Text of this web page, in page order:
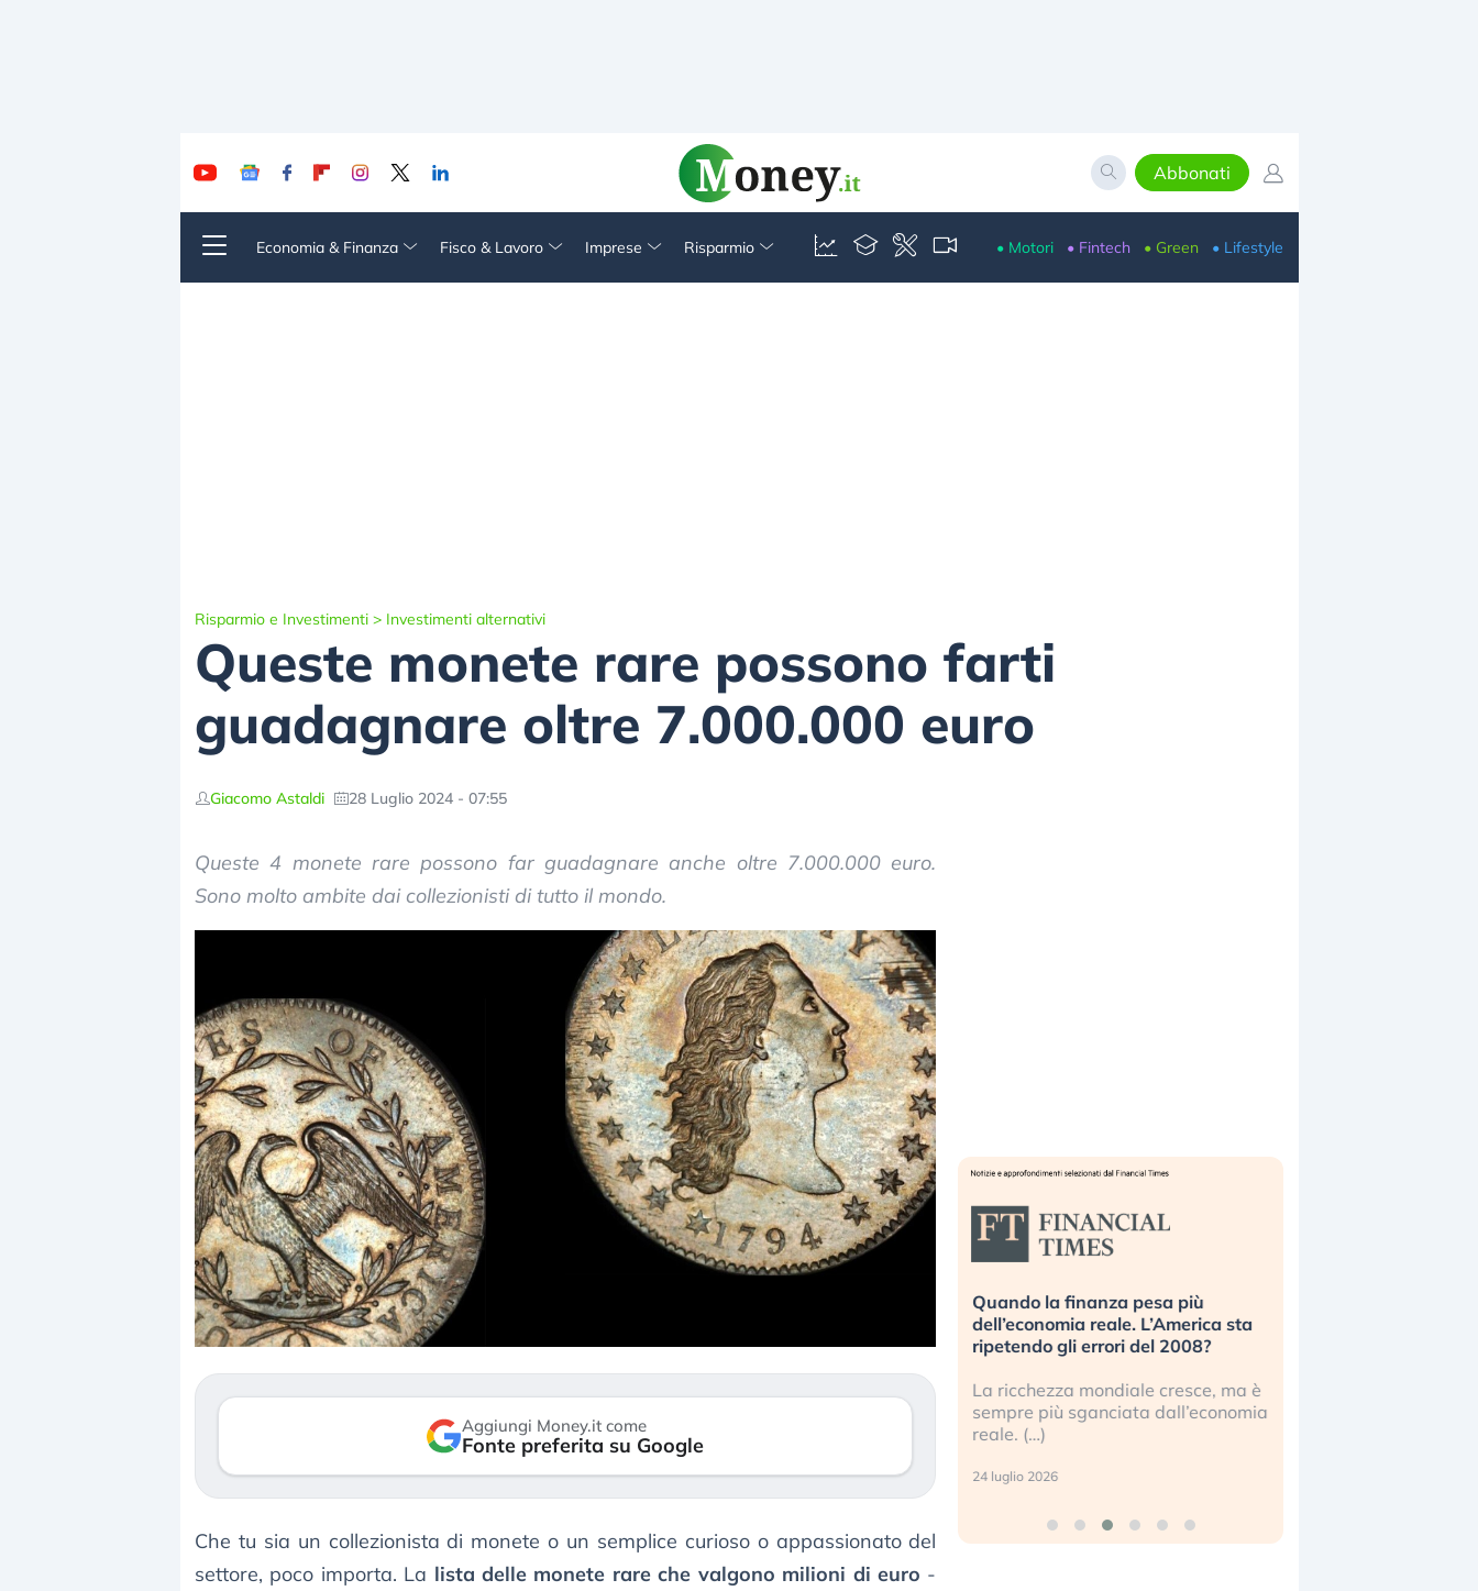
Abbonati
Economia & Finanza Fisco & Lavoro Imprese Risparmio • Motori • Fintech • Green • Lifestyle
Risparmio e Investimenti > Investimenti alternativi
Queste monete rare possono farti
guadagnare oltre 7.000.000 euro
Giacomo Astaldi 28 Luglio 2024 - 07:55
Queste 4 monete rare possono far guadagnare anche oltre 7.000.000 euro.
Sono molto ambite dai collezionisti di tutto il mondo.
Aggiungi Money.it come
Fonte preferita su Google
Che tu sia un collezionista di monete o un semplice curioso o appassionato del
settore, poco importa. La lista delle monete rare che valgono milioni di euro -
Dalle valutazioni estreme alla
correzione. Cosa sta guidando il
repricing degli asset?
3 agosto 2026
della bolla AI
Kospi, mentre gli investitori retail (…)
30 luglio 2026
Quando la finanza pesa più
dell’economia reale. L’America sta
ripetendo gli errori del 2008?
La ricchezza mondiale cresce, ma è
sempre più sganciata dall’economia
reale. (…)
24 luglio 2026